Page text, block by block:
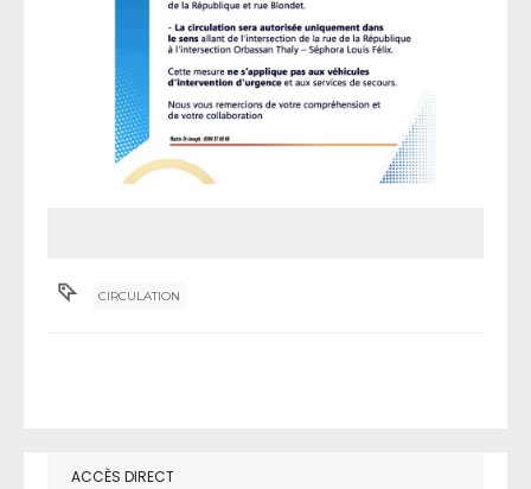
CIRCULATION
ACCÈS DIRECT